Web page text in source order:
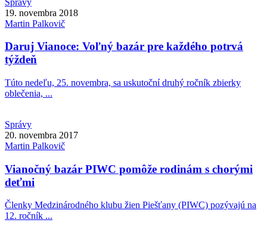
19. novembra 2018
Martin Palkovič
Daruj Vianoce: Voľný bazár pre každého potrvá
týždeň
Túto nedeľu, 25. novembra, sa uskutoční druhý ročník zbierky
oblečenia, ...
Správy
20. novembra 2017
Martin Palkovič
Vianočný bazár PIWC pomôže rodinám s chorými
deťmi
Členky Medzinárodného klubu žien Piešťany (PIWC) pozývajú na
12. ročník ...